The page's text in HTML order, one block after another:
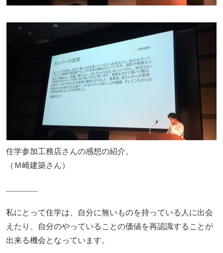
住学参加工務店さんの感想の紹介。
（Ｍ崎建築さん）
................
私にとって住学は、自分に無いものを持っている人に出会
えたり、自分のやっていることの価値を再認識することが
出来る機会となっています。